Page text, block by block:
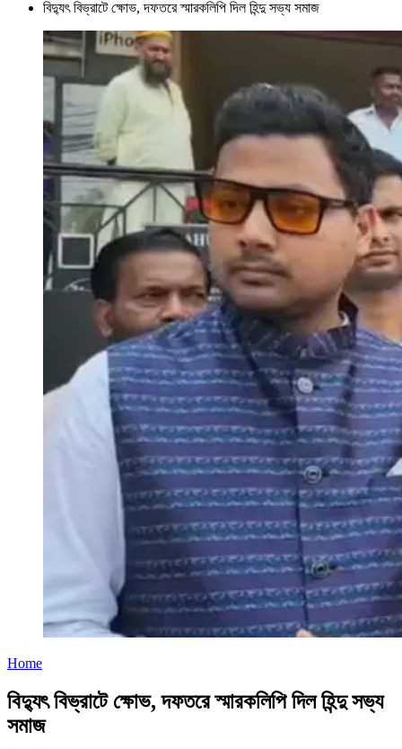
বিদ্যুৎ বিভ্রাটে ক্ষোভ, দফতরে স্মারকলিপি দিল হিন্দু সভ্য সমাজ
Home
বিদ্যুৎ বিভ্রাটে ক্ষোভ, দফতরে স্মারকলিপি দিল হিন্দু সভ্য
সমাজ